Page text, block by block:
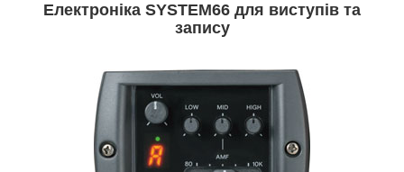
Електроніка SYSTEM66 для виступів та
запису